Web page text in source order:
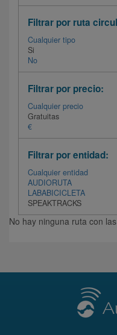
Filtrar por ruta
Cualquier tipo
Si
No
Filtrar por precio:
Cualquier precio
Gratuitas
€
Filtrar por entidad:
Cualquier entidad
AUDIORUTA
LABABICICLETA
SPEAKTRACKS
No hay ninguna ruta con